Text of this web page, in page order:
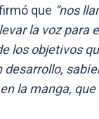
que “nos
la voz para
los objetivos
desarrollo,
la manga,